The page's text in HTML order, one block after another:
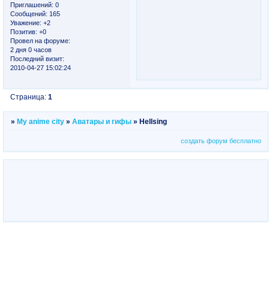
Приглашений: 0
Сообщений: 165
Уважение: +2
Позитив: +0
Провел на форуме:
2 дня 0 часов
Последний визит:
2010-04-27 15:02:24
Страница:1
» My anime city »Аватары и гифы » Hellsing
создать форум бесплатно